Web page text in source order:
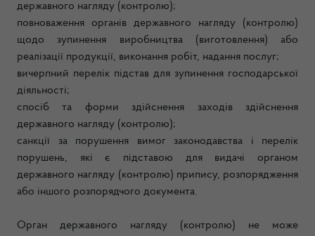
державного нагляду (контролю);
повноваження органів державного нагляду (контролю)
щодо зупинення виробництва (виготовлення) або
реалізації продукції, виконання робіт, надання послуг;
вичерпний перелік підстав для зупинення господарської
діяльності;
спосіб та форми здійснення заходів здійснення
державного нагляду (контролю);
санкції за порушення вимог законодавства і перелік
порушень, які є підставою для видачі органом
державного нагляду (контролю) припису, розпорядження
або іншого розпорядчого документа.
Орган державного нагляду (контролю) не може